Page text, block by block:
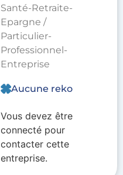
Santé-Retraite-
Epargne /
Particulier-
Professionnel-
Entreprise
Aucune reko
Vous devez être
connecté pour
contacter cette
entreprise.